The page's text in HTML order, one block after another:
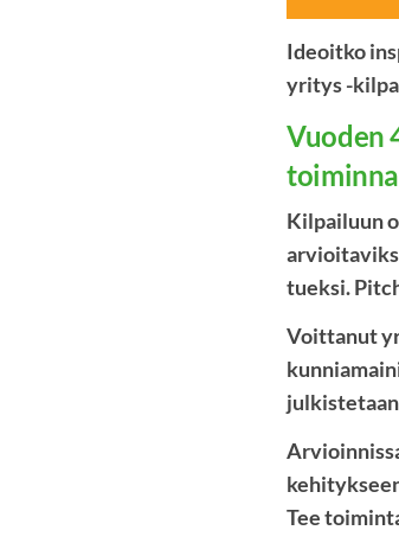
Ideoitko
yritys -
Vuoden
Kilpailuun
tueksi.
Voittanut
Tee